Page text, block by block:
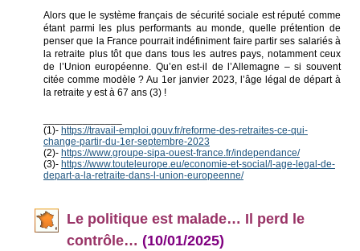
Alors que le système français de sécurité sociale est réputé comme
étant parmi les plus performants au monde, quelle prétention de
penser que la France pourrait indéfiniment faire partir ses salariés à
la retraite plus tôt que dans tous les autres pays, notamment ceux
de l’Union européenne. Qu’en est-il de l’Allemagne – si souvent
citée comme modèle ? Au 1er janvier 2023, l’âge légal de départ à
la retraite y est à 67 ans (3) !
(1)- https://travail-emploi.gouv.fr/reforme-des-retraites-ce-qui-
change-partir-du-1er-septembre-2023
(2)- https://www.groupe-sipa-ouest-france.fr/independance/
(3)- https://www.touteleurope.eu/economie-et-social/l-age-legal-de-
depart-a-la-retraite-dans-l-union-europeenne/
Le politique est malade… Il perd le
contrôle… (10/01/2025)